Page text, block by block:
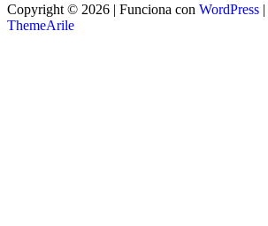
Copyright © 2026 | Funciona con WordPress |
ThemeArile